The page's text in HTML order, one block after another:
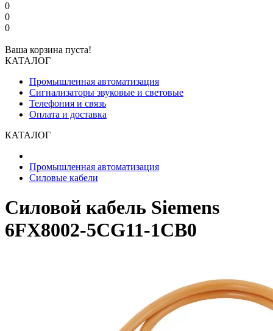
0
0
0
Ваша корзина пуста!
КАТАЛОГ
Промышленная автоматизация
Сигнализаторы звуковые и световые
Телефония и связь
Оплата и доставка
КАТАЛОГ
Промышленная автоматизация
Силовые кабели
Силовой кабель Siemens
6FX8002-5CG11-1CB0